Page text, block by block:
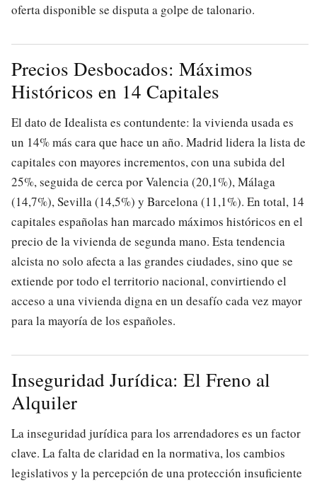
oferta disponible se disputa a golpe de talonario.
Precios Desbocados: Máximos
Históricos en 14 Capitales
El dato de Idealista es contundente: la vivienda usada es
un 14% más cara que hace un año. Madrid lidera la lista de
capitales con mayores incrementos, con una subida del
25%, seguida de cerca por Valencia (20,1%), Málaga
(14,7%), Sevilla (14,5%) y Barcelona (11,1%). En total, 14
capitales españolas han marcado máximos históricos en el
precio de la vivienda de segunda mano. Esta tendencia
alcista no solo afecta a las grandes ciudades, sino que se
extiende por todo el territorio nacional, convirtiendo el
acceso a una vivienda digna en un desafío cada vez mayor
para la mayoría de los españoles.
Inseguridad Jurídica: El Freno al
Alquiler
La inseguridad jurídica para los arrendadores es un factor
clave. La falta de claridad en la normativa, los cambios
legislativos y la percepción de una protección insuficiente